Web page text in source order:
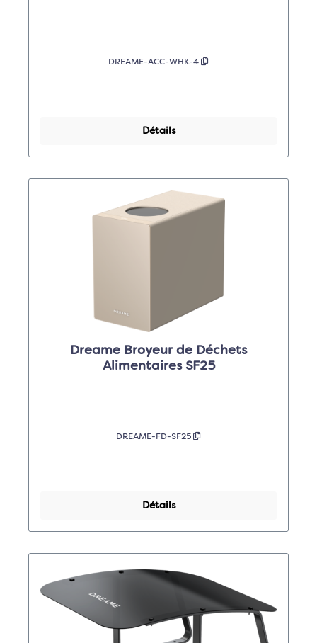
DREAME-ACC-WHK-4
Détails
Dreame Broyeur de Déchets
Alimentaires SF25
DREAME-FD-SF25
Détails